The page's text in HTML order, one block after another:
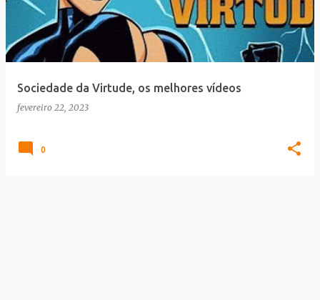
t
a
g
Sociedade da Virtude, os melhores vídeos
fevereiro 22, 2023
0